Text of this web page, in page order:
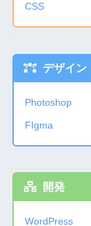
CSS
デザイン
Photoshop
FIgma
開発
WordPress